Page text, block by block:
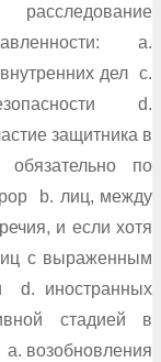
a.
дел c.
d.
защитника в
обязательно по
b. лиц, между
и если хотя
с выраженным
d. иностранных
стадией в
возобновления